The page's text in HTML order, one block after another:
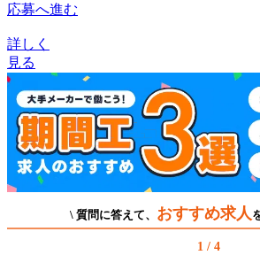
応募へ進む
詳しく
見る
\ 質問に答えて、 おすすめ求人
1 / 4